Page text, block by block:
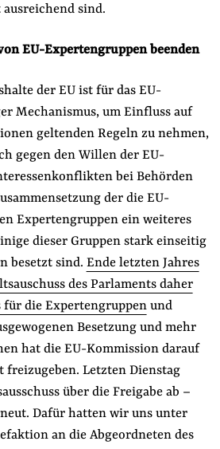
sind.
EU-Expertengruppen beenden
der EU ist für das EU-
Mechanismus, um Einfluss auf
geltenden Regeln zu nehmen,
gegen den Willen der EU-
bei Behörden
der die EU-
Expertengruppen ein weiteres
dieser Gruppen stark einseitig
besetzt sind. Ende letzten Jahres
des Parlaments daher
für die Expertengruppenund
Besetzung und mehr
hat die EU-Kommission darauf
freizugeben. Letzten Dienstag
über die Freigabe ab –
Dafür hatten wir uns unter
an die Abgeordneten des